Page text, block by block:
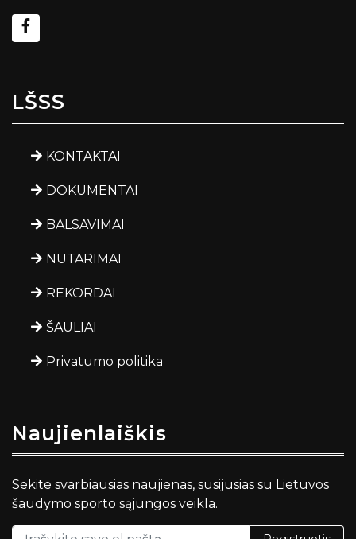
LŠSS
KONTAKTAI
DOKUMENTAI
BALSAVIMAI
NUTARIMAI
REKORDAI
ŠAULIAI
Privatumo politika
Naujienlaiškis
Sekite svarbiausias naujienas, susijusias su Lietuvos
šaudymo sporto sąjungos veikla.